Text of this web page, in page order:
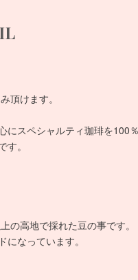
頂けます。
スペシャルティ珈琲を100
。
の高地で採れた豆の事です。
なっています。